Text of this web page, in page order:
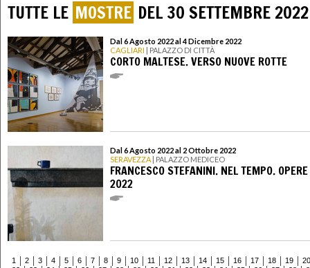
TUTTE LE MOSTRE DEL 30 SETTEMBRE 2022
Dal 6 Agosto 2022 al 4 Dicembre 2022
CAGLIARI | PALAZZO DI CITTÀ
CORTO MALTESE. VERSO NUOVE ROTTE
Dal 6 Agosto 2022 al 2 Ottobre 2022
SERAVEZZA | PALAZZO MEDICEO
FRANCESCO STEFANINI. NEL TEMPO.
2022
1 2 3 4 5 6 7 8 9 10 11 12 13 14 15 16 17 18 19
20